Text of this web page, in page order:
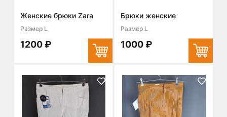
Женские брюки Zara
Размер L
1200 ₽
Брюки женские
Размер L
1000 ₽